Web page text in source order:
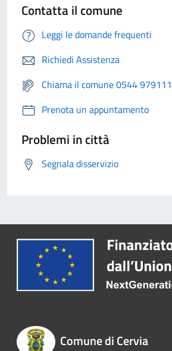
Contatta il comune
Leggi le domande frequenti
Richiedi Assistenza
Chiama il comune 0544 979111
Prenota un appuntamento
Problemi in città
Segnala disservizio
Comune di Cervia